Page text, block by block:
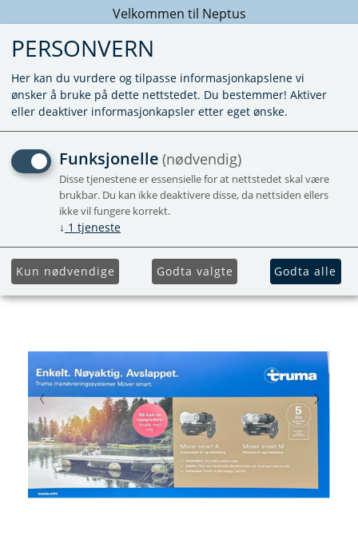
Velkommen til Neptus
ROOF DISPLAY MOVER
CHASSI_2024_
600X300X160MM_NO
PERSONVERN
Her kan du vurdere og tilpasse informasjonkapslene vi
ønsker å bruke på dette nettstedet. Du bestemmer! Aktiver
eller deaktiver informasjonkapsler etter eget ønske.
Funksjonelle (nødvendig)
Disse tjenestene er essensielle for at nettstedet skal være
brukbar. Du kan ikke deaktivere disse, da nettsiden ellers
ikke vil fungere korrekt.
↓ 1 tjeneste
Kun nødvendige Godta valgte Godta alle